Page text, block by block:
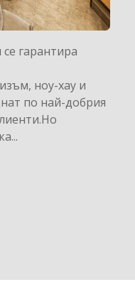
гарантира
ноу-хау и
по най-добрия